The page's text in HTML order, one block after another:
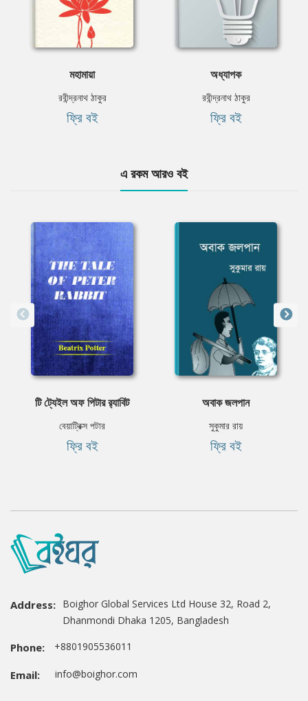
মহামায়া
রবীন্দ্রনাথ ঠাকুর
ফ্রি বই
অধ্যাপক
রবীন্দ্রনাথ ঠাকুর
ফ্রি বই
এ রকম আরও বই
টি ট্যেইল অফ পিটার র‌্যাবিট
বেয়াট্রিক্স পটার
ফ্রি বই
অবাক জলপান
সুকুমার রায়
ফ্রি বই
Address: Boighor Global Services Ltd House 32, Road 2,
Dhanmondi Dhaka 1205, Bangladesh
Phone: +8801905536011
Email: info@boighor.com